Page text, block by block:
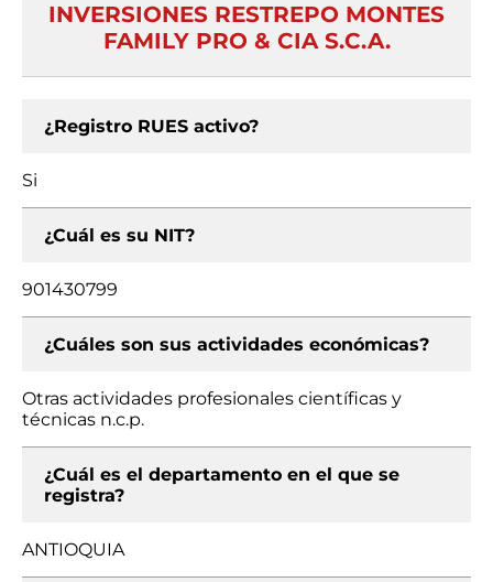
INVERSIONES RESTREPO MONTES
FAMILY PRO & CIA S.C.A.
¿Registro RUES activo?
Si
¿Cuál es su NIT?
901430799
¿Cuáles son sus actividades económicas?
Otras actividades profesionales científicas y
técnicas n.c.p.
¿Cuál es el departamento en el que se
registra?
ANTIOQUIA